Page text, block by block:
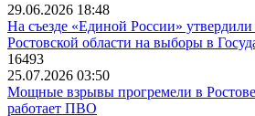
29.06.2026 18:48
На съезде «Единой России»
Ростовской области на выборы в
16493
25.07.2026 03:50
Мощные взрывы прогремели в
работает ПВО